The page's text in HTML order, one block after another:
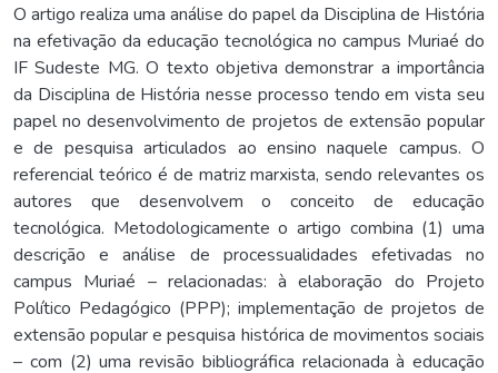
O artigo realiza uma análise do papel da Disciplina de História
na efetivação da educação tecnológica no campus Muriaé do
IF Sudeste MG. O texto objetiva demonstrar a importância
da Disciplina de História nesse processo tendo em vista seu
papel no desenvolvimento de projetos de extensão popular
e de pesquisa articulados ao ensino naquele campus. O
referencial teórico é de matriz marxista, sendo relevantes os
autores que desenvolvem o conceito de educação
tecnológica. Metodologicamente o artigo combina (1) uma
descrição e análise de processualidades efetivadas no
campus Muriaé – relacionadas: à elaboração do Projeto
Político Pedagógico (PPP); implementação de projetos de
extensão popular e pesquisa histórica de movimentos sociais
– com (2) uma revisão bibliográfica relacionada à educação